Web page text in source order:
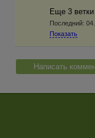
Еще 3
Последний:
Показать
Написать